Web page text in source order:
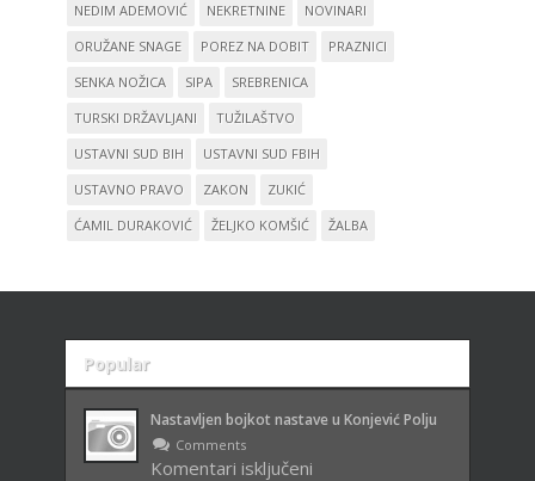
NEDIM ADEMOVIĆ
NEKRETNINE
NOVINARI
ORUŽANE SNAGE
POREZ NA DOBIT
PRAZNICI
SENKA NOŽICA
SIPA
SREBRENICA
TURSKI DRŽAVLJANI
TUŽILAŠTVO
USTAVNI SUD BIH
USTAVNI SUD FBIH
USTAVNO PRAVO
ZAKON
ZUKIĆ
ĆAMIL DURAKOVIĆ
ŽELJKO KOMŠIĆ ŽALBA
Popular
Recent Nastavljen bojkot nastave u Konjević Polju
Komentari isključeni
Comments